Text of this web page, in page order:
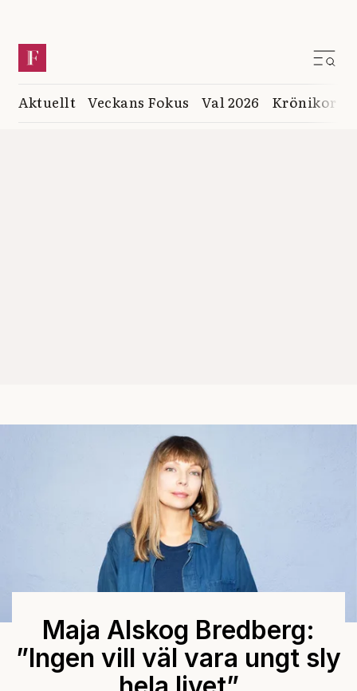
Aktuellt Veckans Fokus Val 2026 Krönikor
Maja Alskog Bredberg:
”Ingen vill väl vara ungt sly